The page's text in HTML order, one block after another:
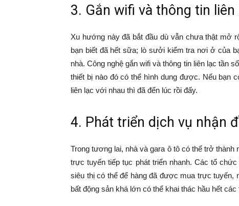
3. Gắn wifi và thông tin
Xu hướng này đã bắt đầu dù vẫn chưa thật mở
bạn biết đã hết sữa; lò sưởi kiểm tra nơi ở của
nhà. Công nghệ gắn wifi và thông tin liên lạc tần
thiết bị nào đó có thể hình dung được. Nếu bạn
liên lạc với nhau thì đã đến lúc rồi đấy.
4. Phát triển dịch vụ nhận
Trong tương lai, nhà và gara ô tô có thể trở
trực tuyến tiếp tục phát triển nhanh. Các tổ
siêu thị có thể để hàng đã được mua trực
bất động sản khá lớn có thể khai thác hầu hết